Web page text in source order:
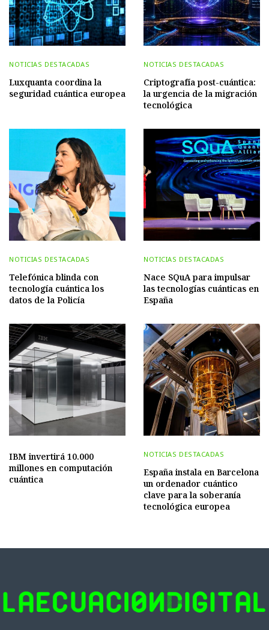
NOTICIAS DESTACADAS
Luxquanta coordina la
seguridad cuántica europea
NOTICIAS DESTACADAS
Criptografía post-cuántica:
la urgencia de la migración
tecnológica
NOTICIAS DESTACADAS
Telefónica blinda con
tecnología cuántica los
datos de la Policía
NOTICIAS DESTACADAS
Nace SQuA para impulsar
las tecnologías cuánticas en
España
IBM invertirá 10.000
millones en computación
cuántica
NOTICIAS DESTACADAS
España instala en Barcelona
un ordenador cuántico
clave para la soberanía
tecnológica europea